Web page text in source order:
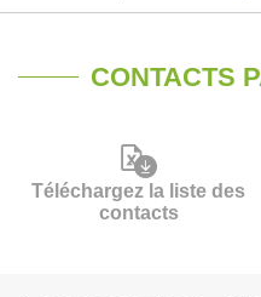
CONTACTS
Téléchargez la liste des
contacts